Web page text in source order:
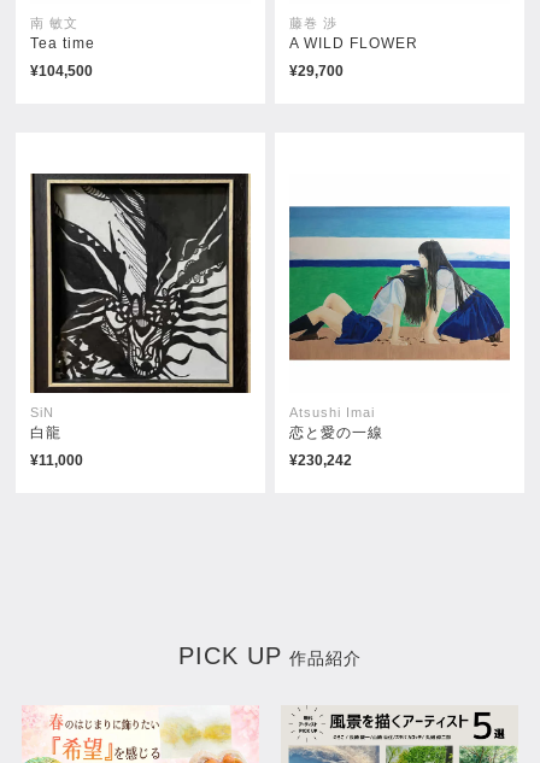
南 敏文
Tea time
¥104,500
藤巻 渉
A WILD FLOWER
¥29,700
SiN
白龍
¥11,000
Atsushi Imai
恋と愛の一線
¥230,242
PICK UP 作品紹介